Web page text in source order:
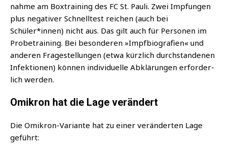
nah­me am Box­trai­ning des FC St. Pau­li. Zwei Imp­fun­gen
plus nega­ti­ver Schnell­test rei­chen (auch bei
Schüler*innen) nicht aus. Das gilt auch für Per­so­nen im
Pro­be­trai­ning. Bei beson­de­ren »Impf­bio­gra­fien« und
ande­ren Fra­ge­stel­lun­gen (etwa kürz­lich durch­stan­de­nen
Infek­tio­nen) kön­nen indi­vi­du­el­le Abklä­run­gen erfor­der­
lich werden.
Omikron hat die Lage verändert
Die Omi­kron-Vari­an­te hat zu einer ver­än­der­ten Lage
geführt: